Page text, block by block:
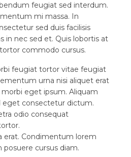
feugiat sed interdum.
mi massa. In
sed duis facilisis
in nec sed et. Quis lobortis at
commodo cursus.
feugiat tortor vitae feugiat
urna nisi aliquet erat
eget ipsum. Aliquam
eget consectetur dictum.
odio consequat
erat. Condimentum lorem
posuere cursus diam.